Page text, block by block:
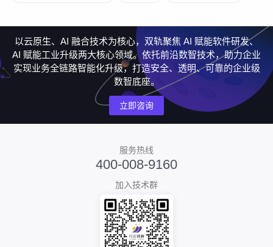
以云原生、AI 融合技术为核心，双轨聚焦 AI 赋能软件研发、
AI 赋能工业升级两大核心领域。依托前沿数智技术，助力企业
实现业务全链路智能化升级，打造安全、透明、可靠的企业级
数智底座。
立即咨询
服务热线
400-008-9160
加入技术群